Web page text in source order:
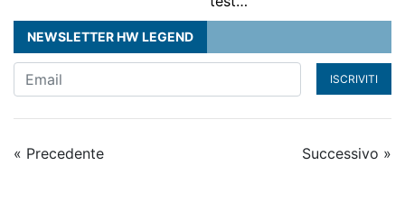
NEWSLETTER HW LEGEND
ISCRIVITI
« Precedente Successivo »